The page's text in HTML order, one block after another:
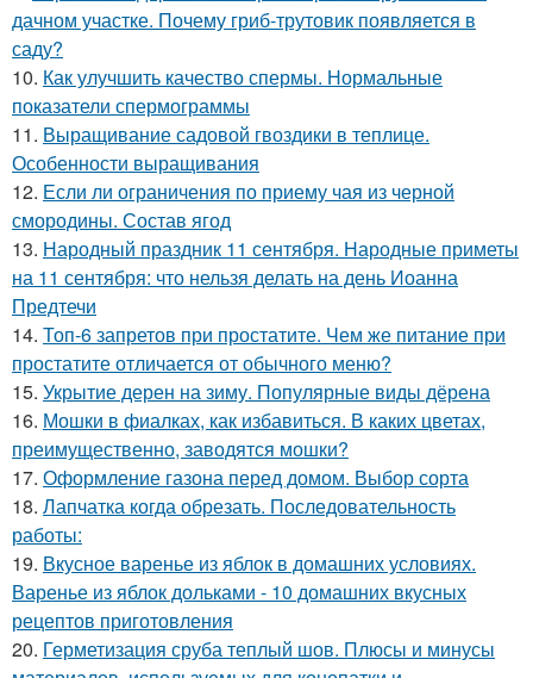
дачном участке. Почему гриб-трутовик появляется в
саду?
10. Как улучшить качество спермы. Нормальные
показатели спермограммы
11. Выращивание садовой гвоздики в теплице.
Особенности выращивания
12. Если ли ограничения по приему чая из черной
смородины. Состав ягод
13. Народный праздник 11 сентября. Народные приметы
на 11 сентября: что нельзя делать на день Иоанна
Предтечи
14. Топ-6 запретов при простатите. Чем же питание при
простатите отличается от обычного меню?
15. Укрытие дерен на зиму. Популярные виды дёрена
16. Мошки в фиалках, как избавиться. В каких цветах,
преимущественно, заводятся мошки?
17. Оформление газона перед домом. Выбор сорта
18. Лапчатка когда обрезать. Последовательность
работы:
19. Вкусное варенье из яблок в домашних условиях.
Варенье из яблок дольками - 10 домашних вкусных
рецептов приготовления
20. Герметизация сруба теплый шов. Плюсы и минусы